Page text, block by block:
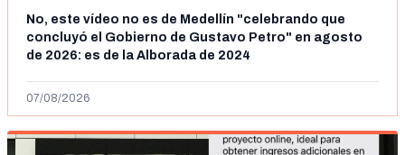
No, este vídeo no es de Medellín "celebrando que
concluyó el Gobierno de Gustavo Petro" en agosto
de 2026: es de la Alborada de 2024
07/08/2026